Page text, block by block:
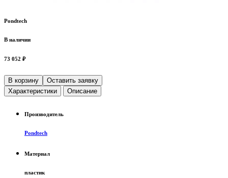
Pondtech
В наличии
73 052 ₽
В корзину
Оставить заявку
Характеристики
Описание
Производитель
Pondtech
Материал
пластик